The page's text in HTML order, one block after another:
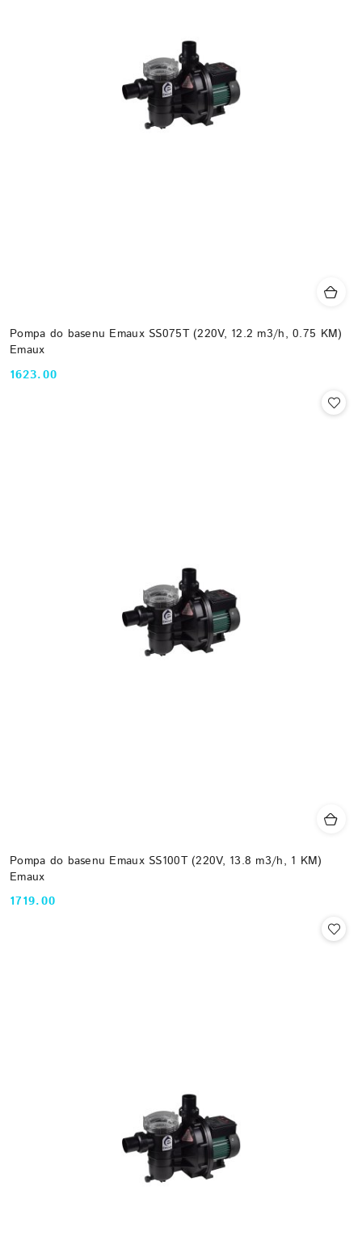
Pompa do basenu Emaux SS075T (220V, 12.2 m3/h, 0.75 KM)
Emaux
Cena:
1623.00
Pompa do basenu Emaux SS100T (220V, 13.8 m3/h, 1 KM)
Emaux
Cena:
1719.00